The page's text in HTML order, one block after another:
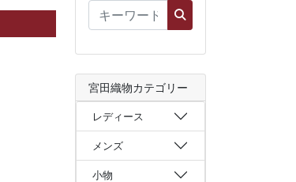
宮田織物カテゴリー
レディース
メンズ
小物